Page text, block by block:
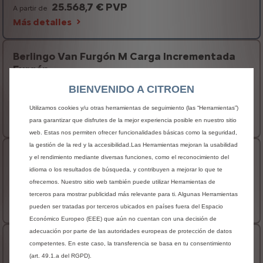
A partir de 25.568,7 € PVP
Más detalles
Berlingo Van Furgón M Carga Incrementada
Furgón
Disponible versión eléctrica
A partir de 25.942,81 € PVP
Más detalles
Berlingo Van Furgón XL Furgón
Disponible versión eléctrica
A partir de 26.958,24 € PVP
Más detalles
Berlingo Van Furgón M XTR Furgón
BIENVENIDO A CITROEN
Utilizamos cookies y/u otras herramientas de seguimiento (las “Herramientas”)
para garantizar que disfrutes de la mejor experiencia posible en nuestro sitio
web. Estas nos permiten ofrecer funcionalidades básicas como la seguridad,
la gestión de la red y la accesibilidad.Las Herramientas mejoran la usabilidad
y el rendimiento mediante diversas funciones, como el reconocimiento del
idioma o los resultados de búsqueda, y contribuyen a mejorar lo que te
ofrecemos. Nuestro sitio web también puede utilizar Herramientas de
terceros para mostrar publicidad más relevante para ti. Algunas Herramientas
pueden ser tratadas por terceros ubicados en países fuera del Espacio
Económico Europeo (EEE) que aún no cuentan con una decisión de
adecuación por parte de las autoridades europeas de protección de datos
competentes. En este caso, la transferencia se basa en tu consentimiento
(art. 49.1.a del RGPD).